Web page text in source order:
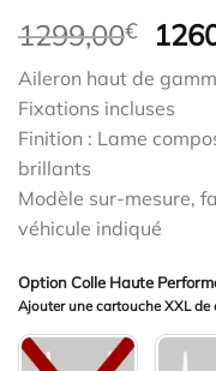
1299,00€
Le
était :
Aileron haut de
Fixations incluses
Finition : Lame
brillants
Modèle sur-mesure,
véhicule indiqué
Option Colle Haute
Ajouter une cartouche XXL